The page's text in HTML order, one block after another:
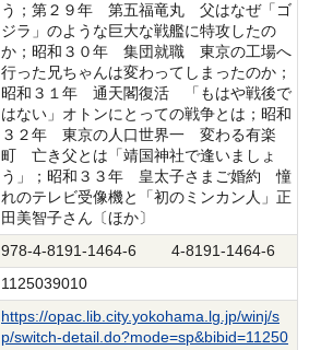
う；第２９年 第五福竜丸 父はなぜ「ゴ
ジラ」のような巨大な戦艦に特攻したの
か；昭和３０年 集団就職 東京の工場へ
行った兄ちゃんは変わってしまったのか；
昭和３１年 通天閣復活 「もはや戦後で
はない」オトンにとっての戦争とは；昭和
３２年 東京の人口世界一 変わる有楽
町 亡き父とは「靖国神社で逢いましょ
う」；昭和３３年 皇太子さまご婚約 憧
れのテレビ受像機と「初のミンカン人」正
田美智子さん〔ほか〕
978-4-8191-1464-6 4-8191-1464-6
1125039010
https://opac.lib.city.yokohama.lg.jp/winj/s
p/switch-detail.do?mode=sp&bibid=11250